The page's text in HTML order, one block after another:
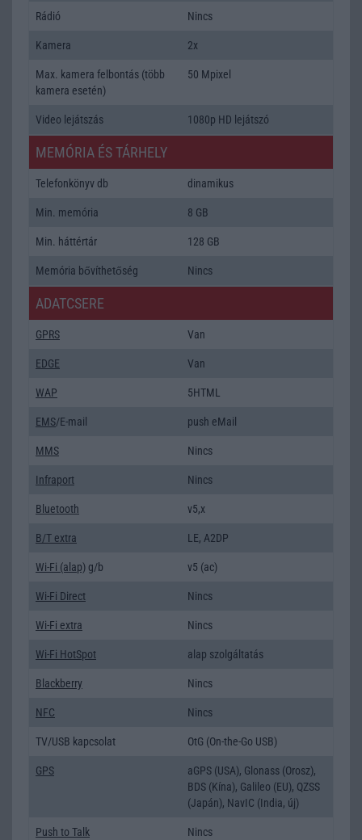
Rádió Nincs
Kamera 2x
Max. kamera felbontás (több
kamera esetén)
50 Mpixel
Video lejátszás 1080p HD lejátszó
MEMÓRIA ÉS TÁRHELY
Telefonkönyv db dinamikus
Min. memória 8 GB
Min. háttértár 128 GB
Memória bővíthetőség Nincs
ADATCSERE
GPRS Van
EDGE Van
WAP 5HTML
EMS/E-mail push eMail
MMS Nincs
Infraport Nincs
Bluetooth v5,x
B/T extra LE, A2DP
Wi-Fi (alap) g/b v5 (ac)
Wi-Fi Direct Nincs
Wi-Fi extra Nincs
Wi-Fi HotSpot alap szolgáltatás
Blackberry Nincs
NFC Nincs
TV/USB kapcsolat OtG (On-the-Go USB)
GPS
aGPS (USA), Glonass (Orosz),
BDS (Kína), Galileo (EU), QZSS
(Japán), NavIC (India, új)
Push to Talk Nincs